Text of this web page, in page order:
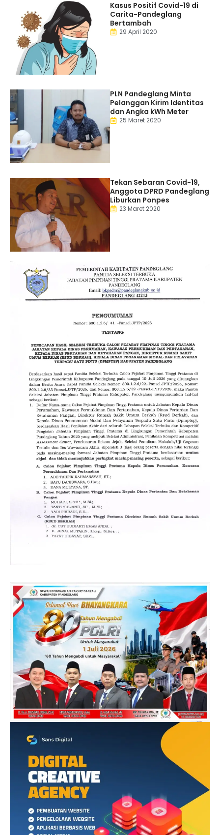
Kasus Positif Covid-19 di
Carita-Pandeglang
Bertambah
29 April 2020
PLN Pandeglang Minta
Pelanggan Kirim Identitas
dan Angka kWh Meter
25 Maret 2020
Tekan Sebaran Covid-19,
Anggota DPRD Pandeglang
Liburkan Ponpes
23 Maret 2020